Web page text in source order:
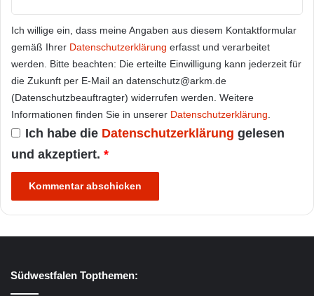
Ich willige ein, dass meine Angaben aus diesem Kontaktformular
gemäß Ihrer Datenschutzerklärung erfasst und verarbeitet
werden. Bitte beachten: Die erteilte Einwilligung kann jederzeit für
die Zukunft per E-Mail an datenschutz@arkm.de
(Datenschutzbeauftragter) widerrufen werden. Weitere
Informationen finden Sie in unserer Datenschutzerklärung
Ich habe die Datenschutzerklärung gelesen
und akzeptiert. *
Südwestfalen Topthemen: